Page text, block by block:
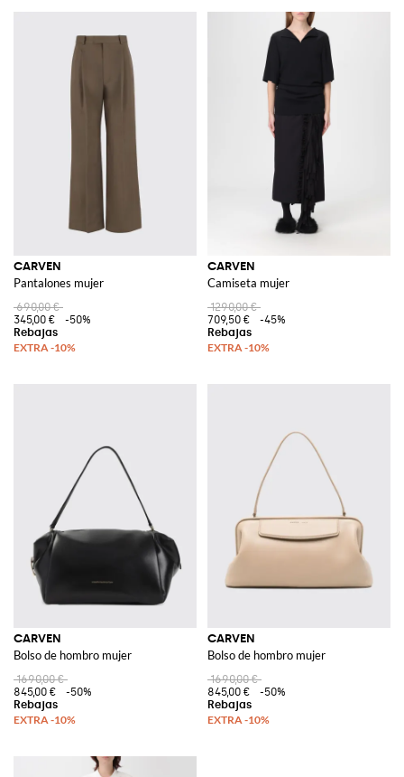
CARVEN
Pantalones mujer
690,00 €
345,00 €
-50%
CARVEN
Camiseta mujer
1290,00 €
709,50 €
-45%
CARVEN
Bolso de hombro mujer
1690,00 €
845,00 €
-50%
CARVEN
Bolso de hombro mujer
1690,00 €
845,00 €
-50%